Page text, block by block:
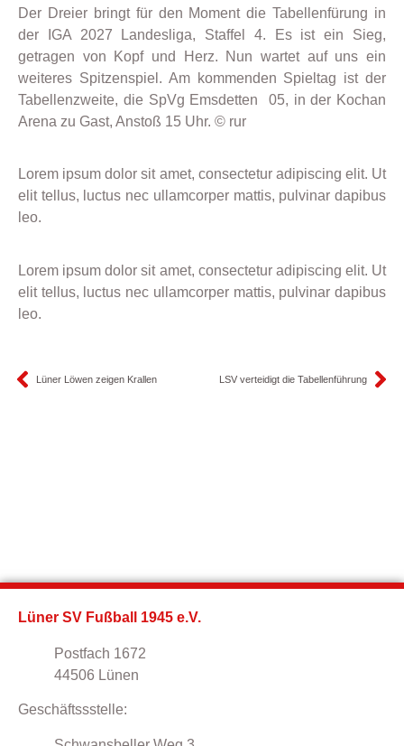
Der Dreier bringt für den Moment die Tabellenfürung in
der IGA 2027 Landesliga, Staffel 4. Es ist ein Sieg,
getragen von Kopf und Herz. Nun wartet auf uns ein
weiteres Spitzenspiel. Am kommenden Spieltag ist der
Tabellenzweite, die SpVg Emsdetten 05, in der Kochan
Arena zu Gast, Anstoß 15 Uhr. © rur
Lorem ipsum dolor sit amet, consectetur adipiscing elit. Ut
elit tellus, luctus nec ullamcorper mattis, pulvinar dapibus
leo.
Lorem ipsum dolor sit amet, consectetur adipiscing elit. Ut
elit tellus, luctus nec ullamcorper mattis, pulvinar dapibus
leo.
Lüner Löwen zeigen Krallen LSV verteidigt die Tabellenführung
Lüner SV Fußball 1945 e.V.
Postfach 1672
44506 Lünen
Geschäftssstelle: